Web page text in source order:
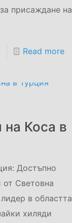
присаждане на
Read more
на Коса в
Достъпно
от Световна
в областта
хиляди